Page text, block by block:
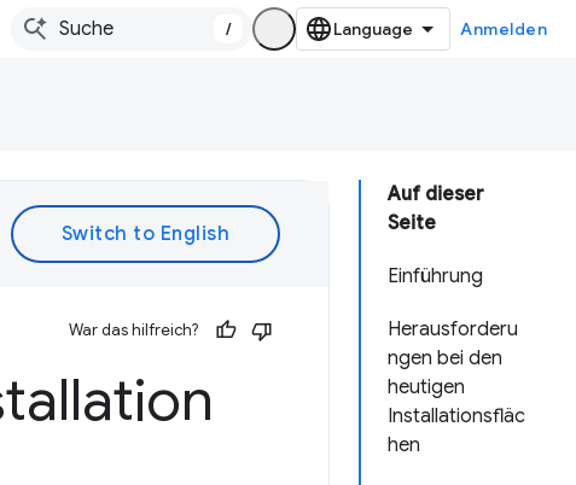
/ Anmelden
Auf dieser
Seite
Einführung
Herausforderu
ngen bei den
heutigen
Installationsfläc
hen
War das hilfreich?